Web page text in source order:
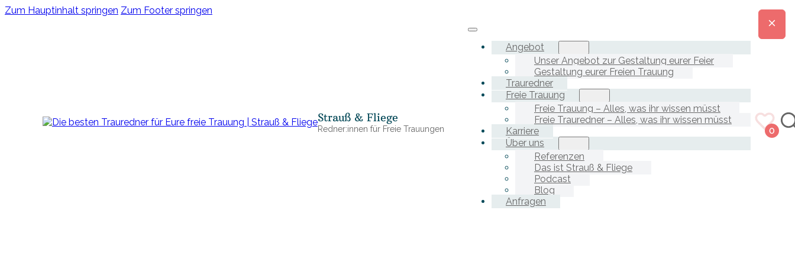
Zum Hauptinhalt springen Zum Footer springen
Strauß & Fliege
Redner:innen für Freie Trauungen
Angebot
Unser Angebot zur Gestaltung eurer Feier
Gestaltung eurer Freien Trauung
Trauredner
Freie Trauung
Freie Trauung – Alles, was ihr wissen müsst
Freie Trauredner – Alles, was ihr wissen müsst
Karriere
Über uns
Referenzen
Das ist Strauß & Fliege
Podcast
Blog
Anfragen
0